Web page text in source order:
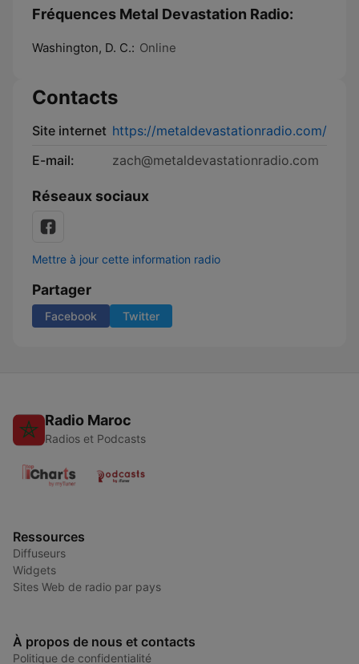
Fréquences Metal Devastation Radio:
Washington, D. C.: Online
Contacts
Site internet https://metaldevastationradio.com/
E-mail:
zach@metaldevastationradio.com
Réseaux sociaux
Mettre à jour cette information radio
Partager
Facebook Twitter
Radio Maroc
Radios et Podcasts
Ressources
Diffuseurs
Widgets
Sites Web de radio par pays
À propos de nous et contacts
Politique de confidentialité